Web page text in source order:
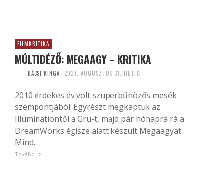
FILMKRITIKA
MÚLTIDÉZŐ: MEGAAGY – KRITIKA
BÁCSI KINGA 2020. AUGUSZTUS 31. HÉTFŐ
2010 érdekes év volt szuperbűnözős mesék
szempontjából. Egyrészt megkaptuk az
Illuminationtől a Gru-t, majd pár hónapra rá a
DreamWorks égisze alatt készült Megaagyat.
Mind...
Tovább